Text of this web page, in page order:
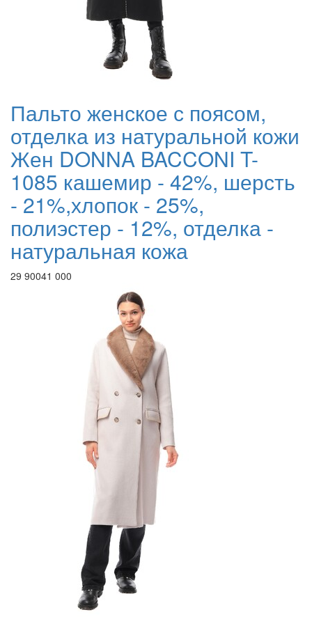
Пальто женское с поясом,
отделка из натуральной кожи
Жен DONNA BACCONI T-
1085 кашемир - 42%, шерсть
- 21%,хлопок - 25%,
полиэстер - 12%, отделка -
натуральная кожа
29 90041 000